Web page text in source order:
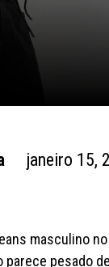
janeiro 15,
masculino
parece pesado